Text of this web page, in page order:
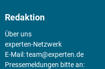
Redaktion
Über uns
experten-Netzwerk
E-Mail:team@experten.de
Pressemeldungen bitte an: